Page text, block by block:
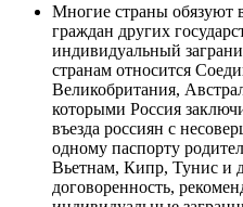
Многие страны обязуют
граждан других
индивидуальный
странам относится
Великобритания,
которыми Россия
въезда россиян с
одному паспорту
Вьетнам, Кипр, Тунис и
договоренность,